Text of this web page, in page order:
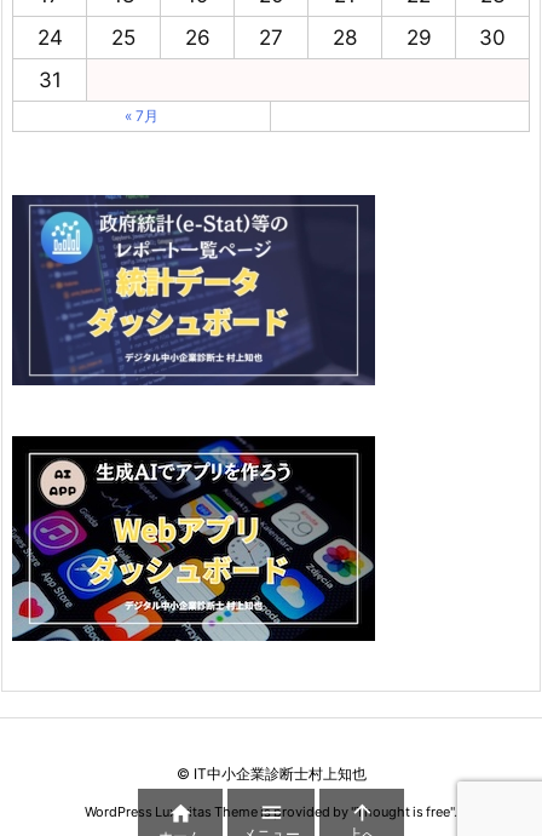
24
25 26 27 28 29
30
31
« 7月
© IT中小企業診断士村上知也
WordPress Luxeritas Theme is provided by "Thought is free".
  